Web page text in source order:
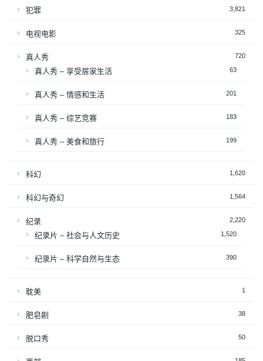
犯罪 3,821
电视电影 325
真人秀 720
真人秀 – 享受居家生活 63
真人秀 – 情感和生活 201
真人秀 – 综艺竞赛 183
真人秀 – 美食和旅行 199
科幻 1,620
科幻与奇幻 1,564
纪录 2,220
纪录片 – 社会与人文历史 1,520
纪录片 – 科学自然与生态 390
耽美 1
肥皂剧 38
脱口秀 50